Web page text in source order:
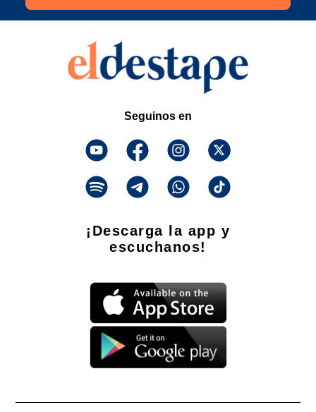
Seguinos en
¡Descarga la app y
escuchanos!